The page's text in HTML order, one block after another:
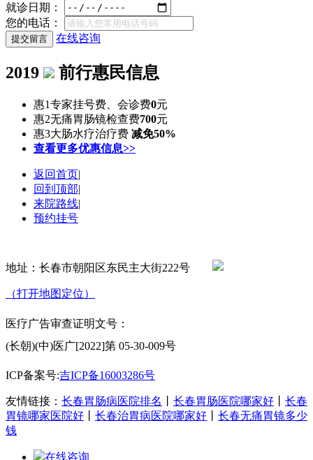
就诊日期：
您的电话：
在线咨询
2019 前行惠民信息
惠1专家挂号费、会诊费0元
惠2无痛胃肠镜检查费700元
惠3大肠水疗治疗费 减免50%
查看更多优惠信息>>
返回首页|
回到顶部|
来院路线|
预约挂号
地址：长春市朝阳区东民主大街222号
（打开地图定位）
医疗广告审查证明文号：
(长朝)(中)医广[2022]第 05-30-009号
ICP备案号:吉ICP备16003286号
友情链接： 长春胃肠病医院排名 长春胃肠医院哪家好
长春
胃镜哪家医院好
长春治胃病医院哪家好
长春无痛胃镜多少
钱
在线咨询